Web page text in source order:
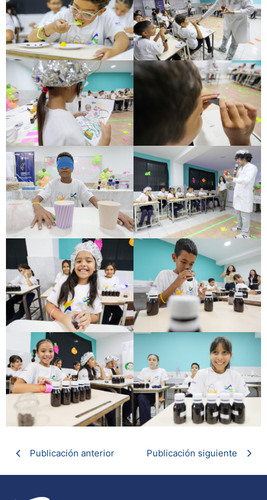
Publicación anterior Publicación siguiente